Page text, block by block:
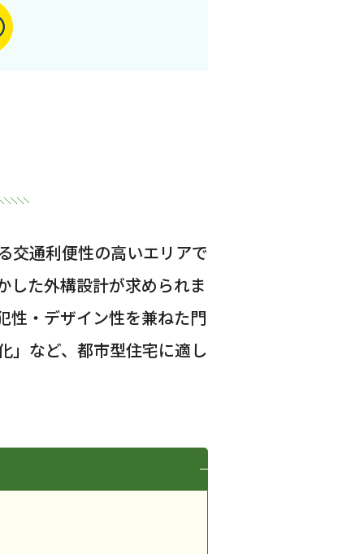
交通利便性の高いエリアで
した外構設計が求められま
性・デザイン性を兼ねた門
」など、都市型住宅に適し